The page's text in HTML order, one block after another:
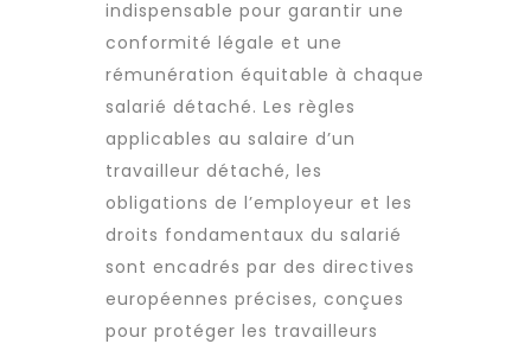
indispensable pour garantir une
conformité légale et une
rémunération équitable à chaque
salarié détaché. Les règles
applicables au salaire d’un
travailleur détaché, les
obligations de l’employeur et les
droits fondamentaux du salarié
sont encadrés par des directives
européennes précises, conçues
pour protéger les travailleurs